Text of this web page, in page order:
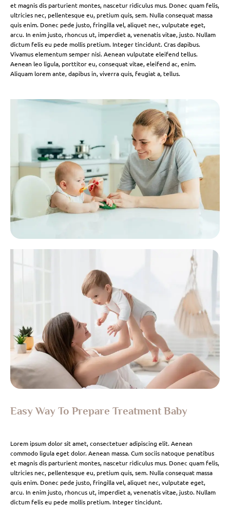
et magnis dis parturient montes, nascetur ridiculus mus. Donec quam felis,
ultricies nec, pellentesque eu, pretium quis, sem. Nulla consequat massa
quis enim. Donec pede justo, fringilla vel, aliquet nec, vulputate eget,
arcu. In enim justo, rhoncus ut, imperdiet a, venenatis vitae, justo. Nullam
dictum felis eu pede mollis pretium. Integer tincidunt. Cras dapibus.
Vivamus elementum semper nisi. Aenean vulputate eleifend tellus.
Aenean leo ligula, porttitor eu, consequat vitae, eleifend ac, enim.
Aliquam lorem ante, dapibus in, viverra quis, feugiat a, tellus.
Easy Way To Prepare Treatment Baby
Lorem ipsum dolor sit amet, consectetuer adipiscing elit. Aenean
commodo ligula eget dolor. Aenean massa. Cum sociis natoque penatibus
et magnis dis parturient montes, nascetur ridiculus mus. Donec quam felis,
ultricies nec, pellentesque eu, pretium quis, sem. Nulla consequat massa
quis enim. Donec pede justo, fringilla vel, aliquet nec, vulputate eget,
arcu. In enim justo, rhoncus ut, imperdiet a, venenatis vitae, justo. Nullam
dictum felis eu pede mollis pretium. Integer tincidunt.